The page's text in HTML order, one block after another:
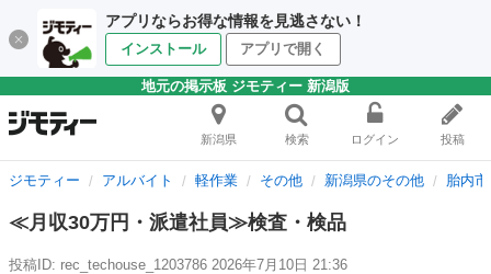
アプリならお得な情報を見逃さない！
インストール アプリで開く
地元の掲示板 ジモティー 新潟版
新潟県 検索 ログイン 投稿
ジモティー アルバイト 軽作業 その他 新潟県のその他 胎内
≪月収30万円・派遣社員≫検査・検品
投稿ID: rec_techouse_1203786 2026年7月10日 21:36